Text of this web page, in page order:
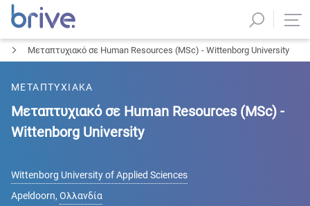
Μεταπτυχιακό σε Human Resources (MSc) - Wittenborg University
ΜΕΤΑΠΤΥΧΙΑΚΑ
Μεταπτυχιακό σε Human Resources (MSc) -
Wittenborg University
Wittenborg University of Applied Sciences
Apeldoorn, Ολλανδία